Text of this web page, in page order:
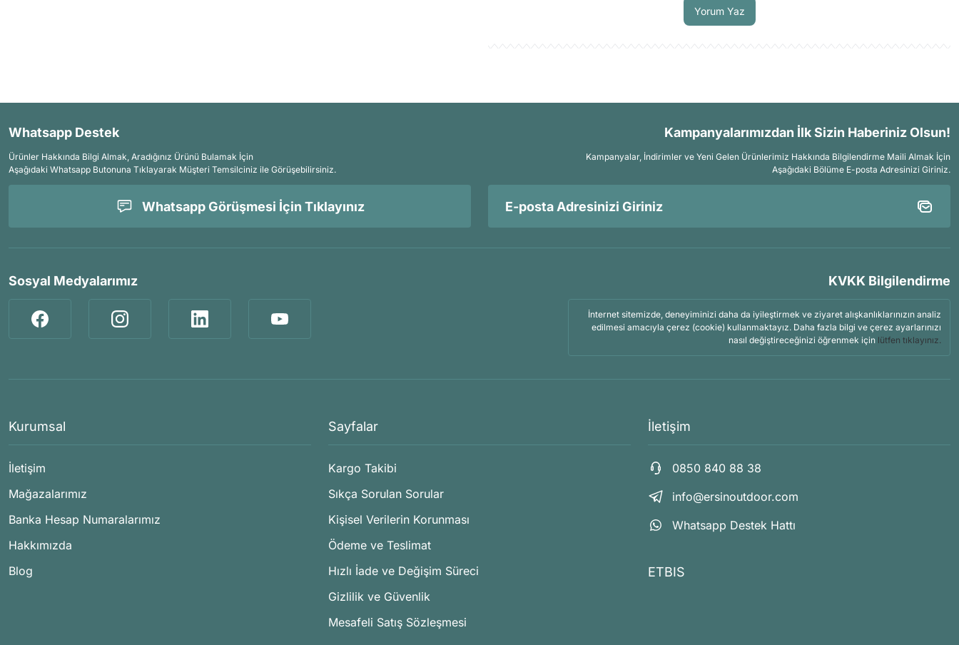
Yorum Yaz
Whatsapp Destek
Ürünler Hakkında Bilgi Almak, Aradığınız Ürünü Bulamak İçin
Aşağıdaki Whatsapp Butonuna Tıklayarak Müşteri Temsilciniz ile Görüşebilirsiniz.
Whatsapp Görüşmesi İçin Tıklayınız
Kampanyalarımızdan İlk Sizin Haberiniz Olsun!
Kampanyalar, İndirimler ve Yeni Gelen Ürünlerimiz Hakkında Bilgilendirme Maili Almak İçin
Aşağıdaki Bölüme E-posta Adresinizi Giriniz.
Sosyal Medyalarımız KVKK Bilgilendirme
İnternet sitemizde, deneyiminizi daha da iyileştirmek ve ziyaret alışkanlıklarınızın analiz
edilmesi amacıyla çerez (cookie) kullanmaktayız. Daha fazla bilgi ve çerez ayarlarınızı
nasıl değiştireceğinizi öğrenmek için lütfen tıklayınız.
Kurumsal
İletişim
Mağazalarımız
Banka Hesap Numaralarımız
Hakkımızda
Blog
Sayfalar
Kargo Takibi
Sıkça Sorulan Sorular
Kişisel Verilerin Korunması
Ödeme ve Teslimat
Hızlı İade ve Değişim Süreci
Gizlilik ve Güvenlik
Mesafeli Satış Sözleşmesi
İletişim
0850 840 88 38
info@ersinoutdoor.com
Whatsapp Destek Hattı
ETBIS